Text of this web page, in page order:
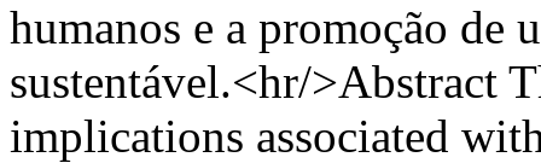
humanos e a promoção de
sustentável.<hr/>Abstract
implications associated